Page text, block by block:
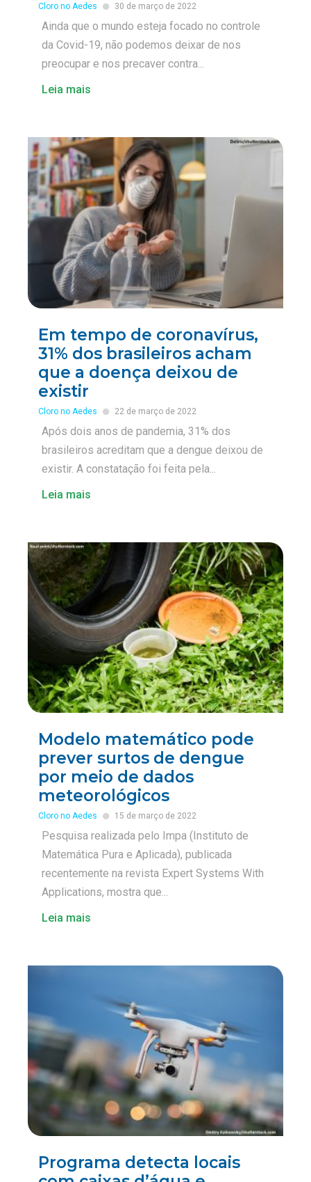
Cloro no Aedes 30 de março de 2022
Ainda que o mundo esteja focado no controle
da Covid-19, não podemos deixar de nos
preocupar e nos precaver contra...
Leia mais
Em tempo de coronavírus,
31% dos brasileiros acham
que a doença deixou de
existir
Cloro no Aedes 22 de março de 2022
Após dois anos de pandemia, 31% dos
brasileiros acreditam que a dengue deixou de
existir. A constatação foi feita pela...
Leia mais
Modelo matemático pode
prever surtos de dengue
por meio de dados
meteorológicos
Cloro no Aedes 15 de março de 2022
Pesquisa realizada pelo Impa (Instituto de
Matemática Pura e Aplicada), publicada
recentemente na revista Expert Systems With
Applications, mostra que...
Leia mais
Programa detecta locais